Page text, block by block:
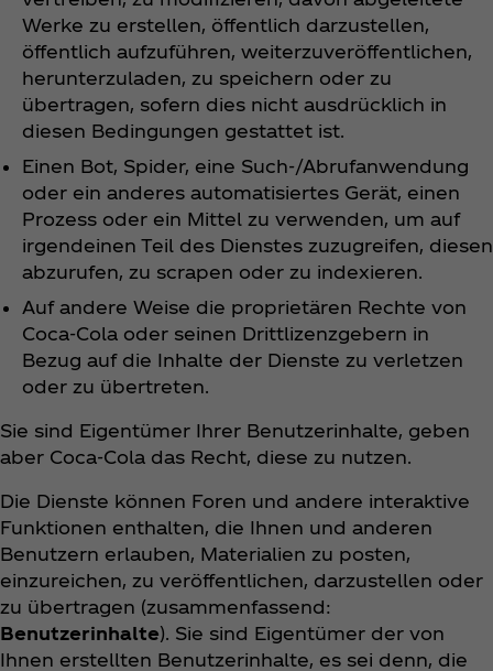
Werke zu erstellen, öffentlich darzustellen,
öffentlich aufzuführen, weiterzuveröffentlichen,
herunterzuladen, zu speichern oder zu
übertragen, sofern dies nicht ausdrücklich in
diesen Bedingungen gestattet ist.
Einen Bot, Spider, eine Such-/Abrufanwendung
oder ein anderes automatisiertes Gerät, einen
Prozess oder ein Mittel zu verwenden, um auf
irgendeinen Teil des Dienstes zuzugreifen, diesen
abzurufen, zu scrapen oder zu indexieren.
Auf andere Weise die proprietären Rechte von
Coca‑Cola oder seinen Drittlizenzgebern in
Bezug auf die Inhalte der Dienste zu verletzen
oder zu übertreten.
Sie sind Eigentümer Ihrer Benutzerinhalte, geben
aber Coca‑Cola das Recht, diese zu nutzen.
Die Dienste können Foren und andere interaktive
Funktionen enthalten, die Ihnen und anderen
Benutzern erlauben, Materialien zu posten,
einzureichen, zu veröffentlichen, darzustellen oder
zu übertragen (zusammenfassend:
Benutzerinhalte). Sie sind Eigentümer der von
Ihnen erstellten Benutzerinhalte, es sei denn, die